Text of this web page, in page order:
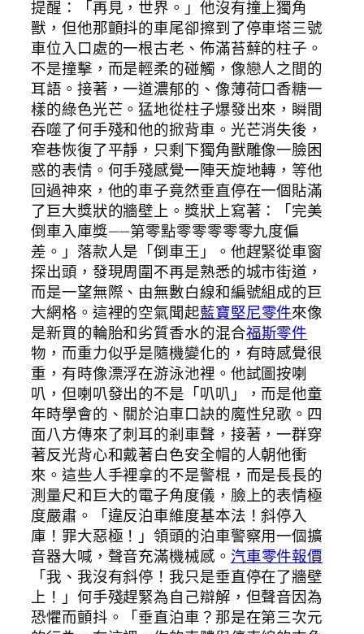
提醒：「再見，世界。」他沒有撞上獨角
獸，但他那顫抖的車尾卻擦到了停車塔三號
車位入口處的一根古老、佈滿苔蘚的柱子。
不是撞擊，而是輕柔的碰觸，像戀人之間的
耳語。接著，一道濃郁的、像薄荷口香糖一
樣的綠色光芒。猛地從柱子爆發出來，瞬間
吞噬了何手殘和他的掀背車。光芒消失後，
窄巷恢復了平靜，只剩下獨角獸雕像一臉困
惑的表情。何手殘感覺一陣天旋地轉，等他
回過神來，他的車子竟然垂直停在一個貼滿
了巨大獎狀的牆壁上。獎狀上寫著：「完美
倒車入庫獎——第零點零零零零零九度偏
差。」落款人是「倒車王」。他趕緊從車窗
探出頭，發現周圍不再是熟悉的城市街道，
而是一望無際、由無數白線和編號組成的巨
大網格。這裡的空氣聞起藍寶堅尼零件來像
是新買的輪胎和劣質香水的混合福斯零件
物，而重力似乎是隨機變化的，有時感覺很
重，有時像漂浮在游泳池裡。他試圖按喇
叭，但喇叭發出的不是「叭叭」，而是他童
年時學會的、關於泊車口訣的魔性兒歌。四
面八方傳來了刺耳的剎車聲，接著，一群穿
著反光背心和戴著白色安全帽的人朝他衝
來。這些人手裡拿的不是警棍，而是長長的
測量尺和巨大的電子角度儀，臉上的表情極
度嚴肅。「違反泊車維度基本法！斜停入
庫！罪大惡極！」領頭的泊車警察用一個擴
音器大喊，聲音充滿機械感。 汽車零件報價
「我、我沒有斜停！我只是垂直停在了牆壁
上！」何手殘趕緊為自己辯解，但聲音因為
恐懼而顫抖。「垂直泊車？那是在第三次元